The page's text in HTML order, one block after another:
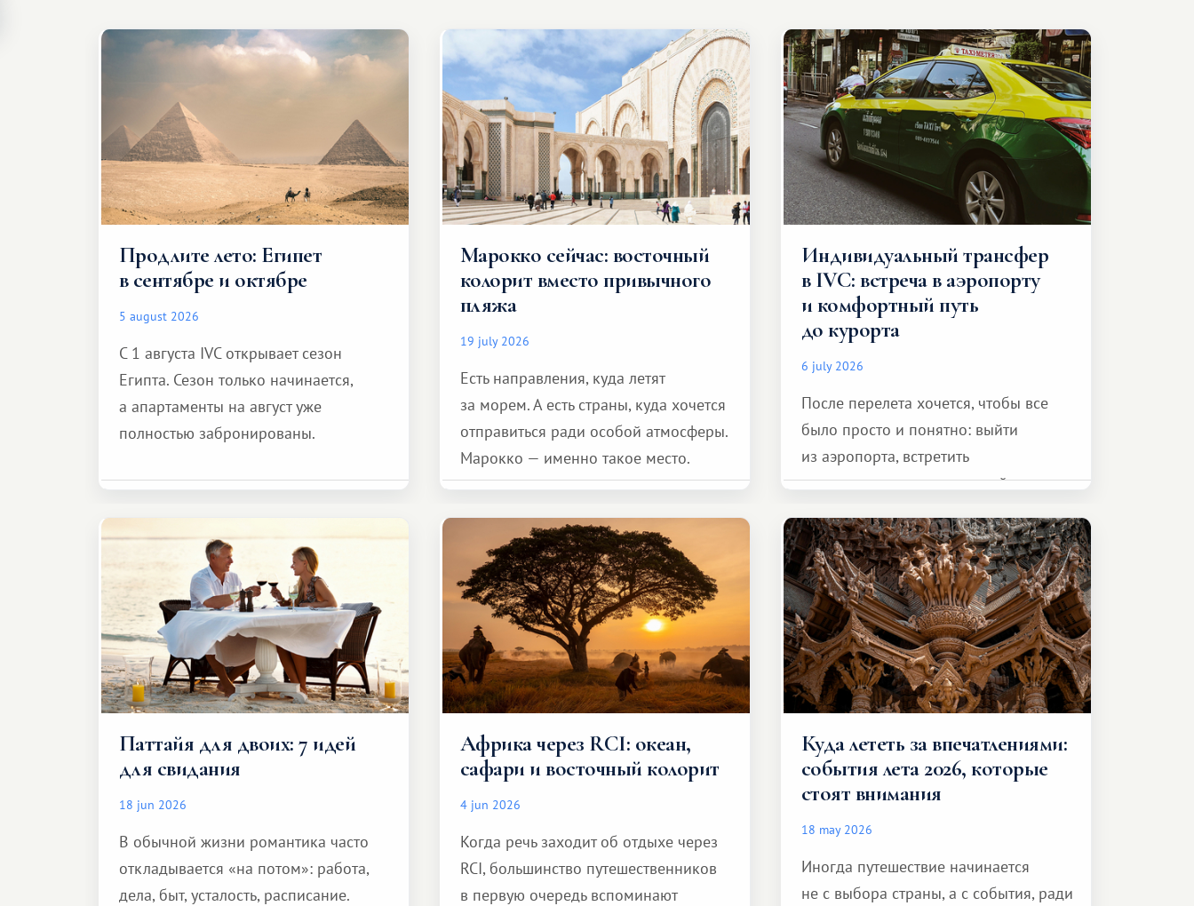
Продлите лето: Египет
в сентябре и октябре
5 august 2026
С 1 августа IVC открывает сезон
Египта. Сезон только начинается,
а апартаменты на август уже
полностью забронированы.
Марокко сейчас: восточный
колорит вместо привычного
пляжа
19 july 2026
Есть направления, куда летят
за морем. А есть страны, куда хочется
отправиться ради особой атмосферы.
Марокко — именно такое место.
Индивидуальный трансфер
в IVC: встреча в аэропорту
и комфортный путь
до курорта
6 july 2026
После перелета хочется, чтобы все
было просто и понятно: выйти
из аэропорта, встретить
представителя транспортной
и спокойно доехать до курорта.
Паттайя для двоих: 7 идей
для свидания
18 jun 2026
В обычной жизни романтика часто
откладывается «на потом»: работа,
дела, быт, усталость, расписание.
Африка через RCI: океан,
сафари и восточный колорит
4 jun 2026
Когда речь заходит об отдыхе через
RCI, большинство путешественников
в первую очередь вспоминают
Куда лететь за впечатлениями:
события лета 2026, которые
стоят внимания
18 may 2026
Иногда путешествие начинается
не с выбора страны, а с события, ради